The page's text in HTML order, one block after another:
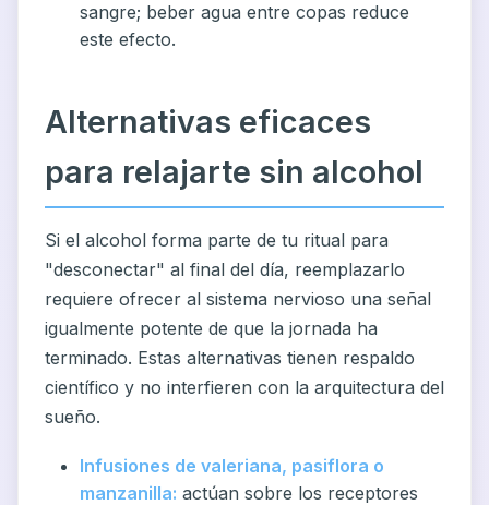
sangre; beber agua entre copas reduce
este efecto.
Alternativas eficaces
para relajarte sin alcohol
Si el alcohol forma parte de tu ritual para
"desconectar" al final del día, reemplazarlo
requiere ofrecer al sistema nervioso una señal
igualmente potente de que la jornada ha
terminado. Estas alternativas tienen respaldo
científico y no interfieren con la arquitectura del
sueño.
Infusiones de valeriana, pasiflora o
manzanilla: actúan sobre los receptores